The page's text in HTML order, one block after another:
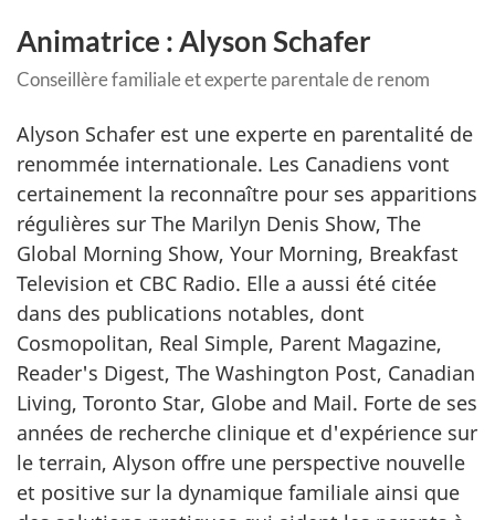
Animatrice : Alyson Schafer
Conseillère familiale et experte parentale de renom
Alyson Schafer est une experte en parentalité de
renommée internationale. Les Canadiens vont
certainement la reconnaître pour ses apparitions
régulières sur The Marilyn Denis Show, The
Global Morning Show, Your Morning, Breakfast
Television et CBC Radio. Elle a aussi été citée
dans des publications notables, dont
Cosmopolitan, Real Simple, Parent Magazine,
Reader's Digest, The Washington Post, Canadian
Living, Toronto Star, Globe and Mail. Forte de ses
années de recherche clinique et d'expérience sur
le terrain, Alyson offre une perspective nouvelle
et positive sur la dynamique familiale ainsi que